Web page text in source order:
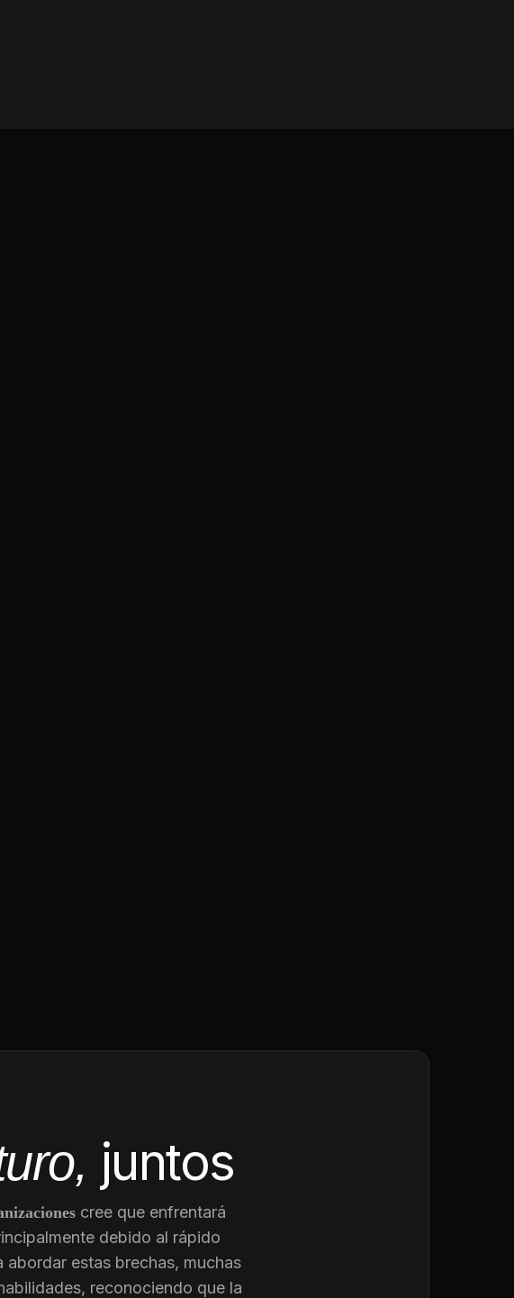
juntos
cree que enfrentará
debido al rápido
estas brechas, muchas
reconociendo que la